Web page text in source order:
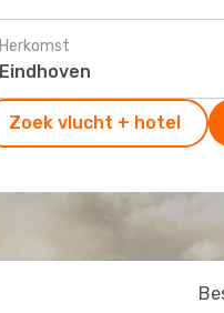
Herkomst
Zoek vlucht + hotel